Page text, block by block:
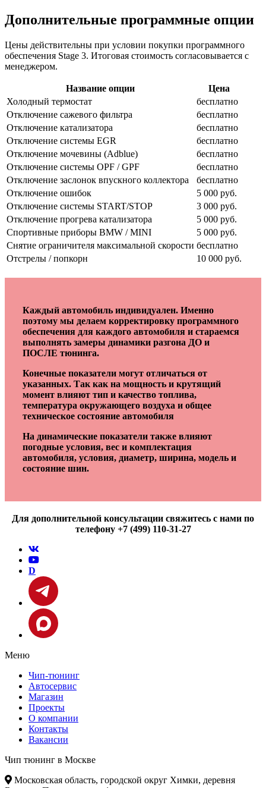
Дополнительные программные опции
Цены действительны при условии покупки программного
обеспечения Stage 3. Итоговая стоимость согласовывается с
менеджером.
Название опции
Цена
Холодный термостат
бесплатно
Отключение сажевого фильтра
бесплатно
Отключение катализатора
бесплатно
Отключение системы EGR
бесплатно
Отключение мочевины (Adblue)
бесплатно
Отключение системы OPF / GPF
бесплатно
Отключение заслонок впускного коллектора
бесплатно
Отключение ошибок
5 000 руб.
Отключение системы START/STOP
3 000 руб.
Отключение прогрева катализатора
5 000 руб.
Спортивные приборы BMW / MINI
5 000 руб.
Снятие ограничителя максимальной скорости бесплатно
Отстрелы / попкорн
10 000 руб.
Каждый автомобиль индивидуален. Именно
поэтому мы делаем корректировку программного
обеспечения для каждого автомобиля и стараемся
выполнять замеры динамики разгона ДО и
ПОСЛЕ тюнинга.
Конечные показатели могут отличаться от
указанных. Так как на мощность и крутящий
момент влияют тип и качество топлива,
температура окружающего воздуха и общее
техническое состояние автомобиля
На динамические показатели также влияют
погодные условия, вес и комплектация
автомобиля, условия, диаметр, ширина, модель и
состояние шин.
Для дополнительной консультации свяжитесь с нами по
телефону +7 (499) 110-31-27
D
Меню
Чип-тюнинг
Автосервис
Магазин
Проекты
О компании
Контакты
Вакансии
Чип тюнинг в Москве
Московская область, городской округ Химки, деревня